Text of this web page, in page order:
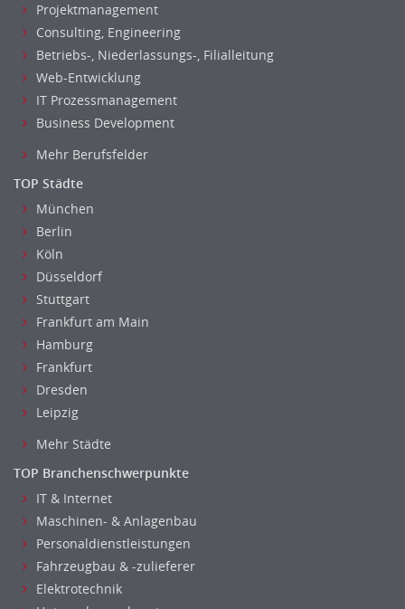
Ausbilder
Berufsschule
Erwachsenenbildung
Erzieher
Kindergarten, KiTa, Vorschule
Bildung & Soziales Leitung, Teamleitung
Architektur
Fotografie, Video
Grafik- und Kommunikationsdesign
Medien-, Screen-, Webdesign
Modedesign, Schmuckdesign
Produktdesign, Industriedesign
Beschaffungslogistik
Disposition
Entsorgungslogistik
Fuhrparkmanagement
Lagerlogistik
Einkauf, Materialwirtschaft & Logistik Leitung, Teamleitung
Projektmanagement
Consulting, Engineering
Betriebs-, Niederlassungs-, Filialleitung
Web-Entwicklung
IT Prozessmanagement
Business Development
Mehr Berufsfelder
TOP Städte
München
Berlin
Köln
Düsseldorf
Stuttgart
Frankfurt am Main
Hamburg
Frankfurt
Dresden
Leipzig
Mehr Städte
TOP Branchenschwerpunkte
IT & Internet
Maschinen- & Anlagenbau
Personaldienstleistungen
Fahrzeugbau & -zulieferer
Elektrotechnik